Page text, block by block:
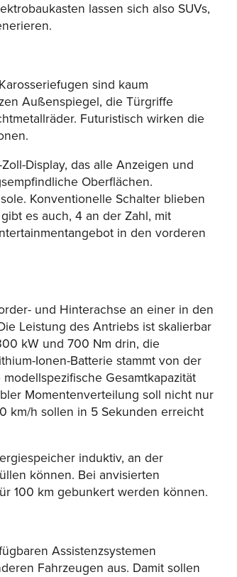
lassen sich also SUVs,
sind kaum
Außenspiegel, die Türgriffe
Futuristisch wirken die
Display, das alle Anzeigen und
Oberflächen.
Konventionelle Schalter blieben
gibt es auch, 4 an der Zahl, mit
in den vorderen
und Hinterachse an einer in den
Leistung des Antriebs ist skalierbar
kW und 700 Nm drin, die
Ionen-Batterie stammt von der
Gesamtkapazität
Momentenverteilung soll nicht nur
km/h sollen in 5 Sekunden erreicht
induktiv, an der
können. Bei anvisierten
100 km gebunkert werden können.
Assistenzsystemen
Fahrzeugen aus. Damit sollen